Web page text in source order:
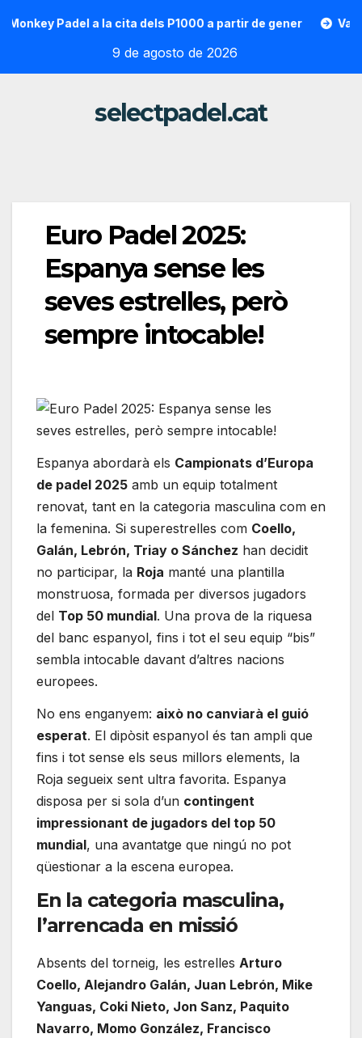
Padel a la cita dels P1000 a partir de gener Vallon
9 de agosto de 2026
selectpadel.cat
Euro Padel 2025:
Espanya sense les
seves estrelles, però
sempre intocable!
Espanya abordarà els Campionats d’Europa
de padel 2025 amb un equip totalment
renovat, tant en la categoria masculina com en
la femenina. Si superestrelles com Coello,
Galán, Lebrón, Triay o Sánchez han decidit
no participar, la Roja manté una plantilla
monstruosa, formada per diversos jugadors
del Top 50 mundial. Una prova de la riquesa
del banc espanyol, fins i tot el seu equip “bis”
sembla intocable davant d’altres nacions
europees.
No ens enganyem: això no canviarà el guió
esperat. El dipòsit espanyol és tan ampli que
fins i tot sense els seus millors elements, la
Roja segueix sent ultra favorita. Espanya
disposa per si sola d’un contingent
impressionant de jugadors del top 50
mundial, una avantatge que ningú no pot
qüestionar a la escena europea.
En la categoria masculina,
l’arrencada en missió
Absents del torneig, les estrelles Arturo
Coello, Alejandro Galán, Juan Lebrón, Mike
Yanguas, Coki Nieto, Jon Sanz, Paquito
Navarro, Momo González, Francisco